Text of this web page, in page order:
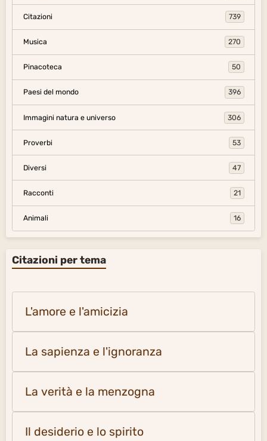
Citazioni 739
Musica 270
Pinacoteca 50
Paesi del mondo 396
Immagini natura e universo 306
Proverbi 53
Diversi 47
Racconti 21
Animali 16
Citazioni per tema
L'amore e l'amicizia
La sapienza e l'ignoranza
La verità e la menzogna
Il desiderio e lo spirito